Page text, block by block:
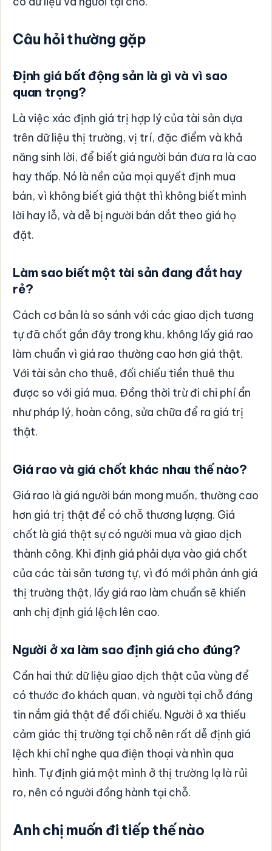
Câu hỏi thường gặp
Định giá bất động sản là gì và vì sao
quan trọng?
Là việc xác định giá trị hợp lý của tài sản dựa
trên dữ liệu thị trường, vị trí, đặc điểm và khả
năng sinh lời, để biết giá người bán đưa ra là cao
hay thấp. Nó là nền của mọi quyết định mua
bán, vì không biết giá thật thì không biết mình
lời hay lỗ, và dễ bị người bán dắt theo giá họ
đặt.
Làm sao biết một tài sản đang đắt hay
rẻ?
Cách cơ bản là so sánh với các giao dịch tương
tự đã chốt gần đây trong khu, không lấy giá rao
làm chuẩn vì giá rao thường cao hơn giá thật.
Với tài sản cho thuê, đối chiếu tiền thuê thu
được so với giá mua. Đồng thời trừ đi chi phí ẩn
như pháp lý, hoàn công, sửa chữa để ra giá trị
thật.
Giá rao và giá chốt khác nhau thế nào?
Giá rao là giá người bán mong muốn, thường cao
hơn giá trị thật để có chỗ thương lượng. Giá
chốt là giá thật sự có người mua và giao dịch
thành công. Khi định giá phải dựa vào giá chốt
của các tài sản tương tự, vì đó mới phản ánh giá
thị trường thật, lấy giá rao làm chuẩn sẽ khiến
anh chị định giá lệch lên cao.
Người ở xa làm sao định giá cho đúng?
Cần hai thứ: dữ liệu giao dịch thật của vùng để
có thước đo khách quan, và người tại chỗ đáng
tin nắm giá thật để đối chiếu. Người ở xa thiếu
cảm giác thị trường tại chỗ nên rất dễ định giá
lệch khi chỉ nghe qua điện thoại và nhìn qua
hình. Tự định giá một mình ở thị trường lạ là rủi
ro, nên có người đồng hành tại chỗ.
Anh chị muốn đi tiếp thế nào